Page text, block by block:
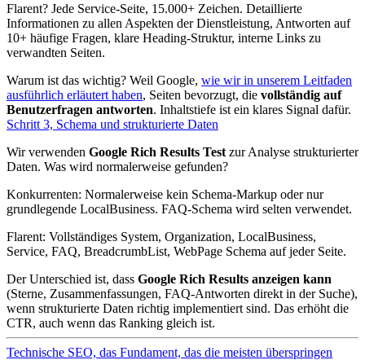
Flarent? Jede Service-Seite, 15.000+ Zeichen. Detaillierte
Informationen zu allen Aspekten der Dienstleistung, Antworten auf
10+ häufige Fragen, klare Heading-Struktur, interne Links zu
verwandten Seiten.
Warum ist das wichtig? Weil Google, wie wir in unserem Leitfaden
ausführlich erläutert haben, Seiten bevorzugt, die vollständig auf
Benutzerfragen antworten. Inhaltstiefe ist ein klares Signal dafür.
Schritt 3, Schema und strukturierte Daten
Wir verwenden Google Rich Results Test zur Analyse strukturierter
Daten. Was wird normalerweise gefunden?
Konkurrenten: Normalerweise kein Schema-Markup oder nur
grundlegende LocalBusiness. FAQ-Schema wird selten verwendet.
Flarent: Vollständiges System, Organization, LocalBusiness,
Service, FAQ, BreadcrumbList, WebPage Schema auf jeder Seite.
Der Unterschied ist, dass Google Rich Results anzeigen kann
(Sterne, Zusammenfassungen, FAQ-Antworten direkt in der Suche),
wenn strukturierte Daten richtig implementiert sind. Das erhöht die
CTR, auch wenn das Ranking gleich ist.
Technische SEO, das Fundament, das die meisten überspringen